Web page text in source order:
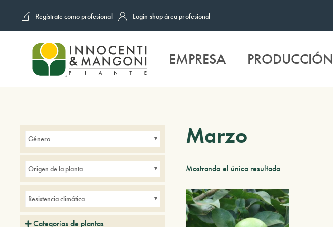
Skip to main content
Regístrate como profesional Login shop área profesional
EMPRESA PRODUCCIÓN
Marzo
Mostrando el único resultado
Género
Origen de la planta
Resistencia climática
Categorías de plantas